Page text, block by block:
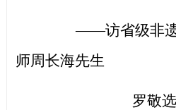
——访省级非
师周长海先生
罗敬选